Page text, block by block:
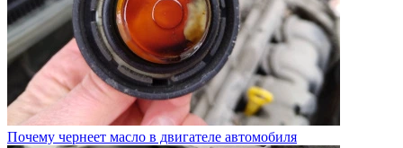
Почему чернеет масло в двигателе автомобиля